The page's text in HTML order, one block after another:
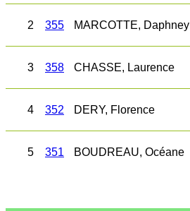
2 355 MARCOTTE, Daphney
3 358 CHASSE, Laurence
4 352 DERY, Florence
5 351 BOUDREAU, Océane